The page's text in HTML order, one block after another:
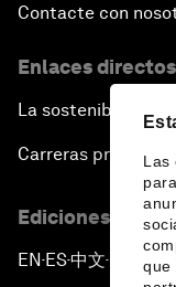
Las
que
Contacte con
Enlaces directos
La sostenibilidad
Carreras
Ediciones en
EN ▪ES▪中文▪ 日本語